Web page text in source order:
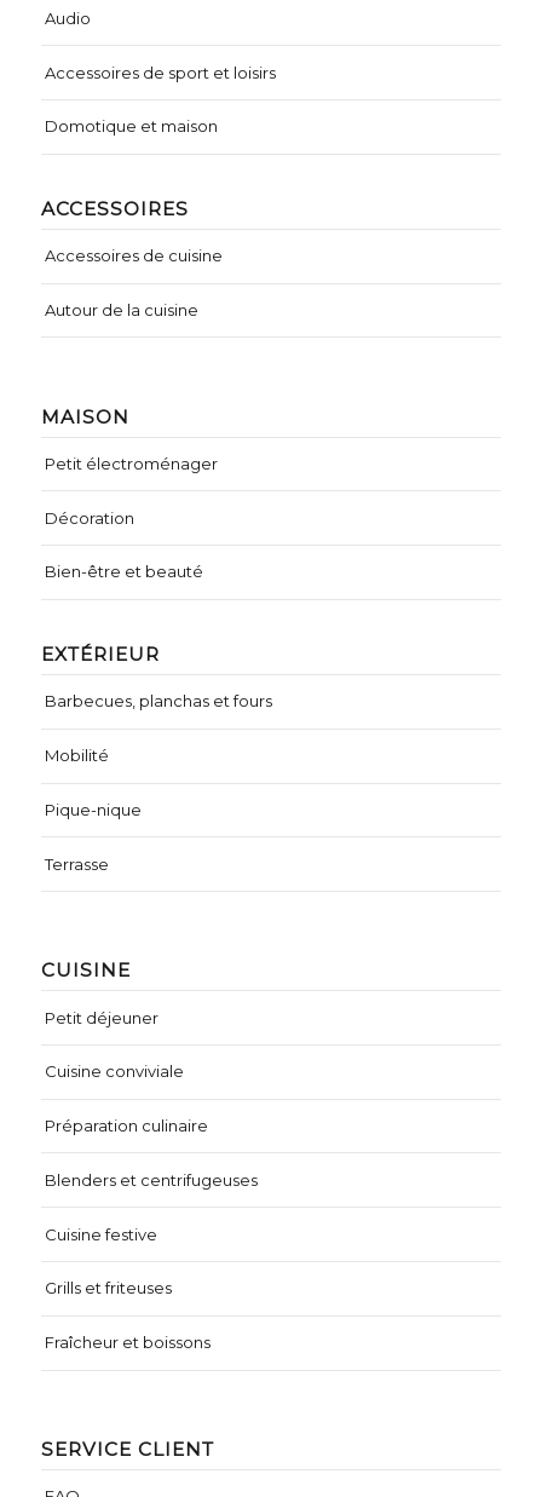
CUISINE
Petit déjeuner
Cuisine conviviale
Préparation culinaire
Blenders et centrifugeuses
Cuisine festive
Grills et friteuses
Fraîcheur et boissons
MAISON
Petit électroménager
Décoration
Bien-être et beauté
EXTÉRIEUR
Barbecues, planchas et fours
Mobilité
Pique-nique
Terrasse
Audio
Accessoires de sport et loisirs
Domotique et maison
ACCESSOIRES
Accessoires de cuisine
Autour de la cuisine
SERVICE CLIENT